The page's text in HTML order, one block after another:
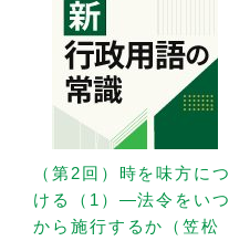
（第2回）時を味方につ
ける（1）—法令をいつ
から施行するか（笠松